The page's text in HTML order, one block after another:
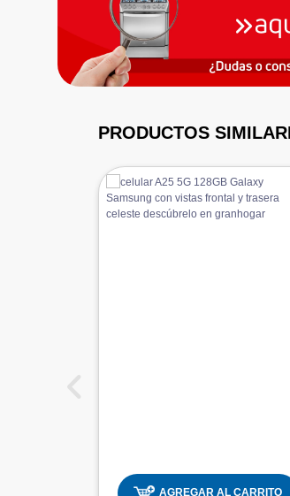
PRODUCTOS
AGREGAR AL CARRITO